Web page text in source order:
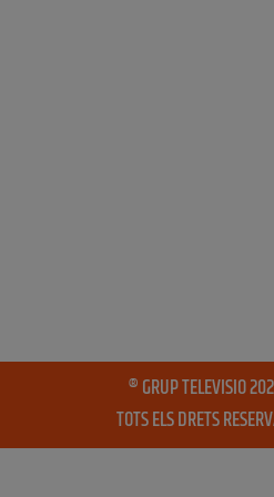
® GRUP TELEVISIO
TOTS ELS DRETS